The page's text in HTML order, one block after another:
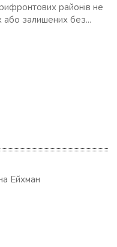
районів не
або залишених без...
Ейхман